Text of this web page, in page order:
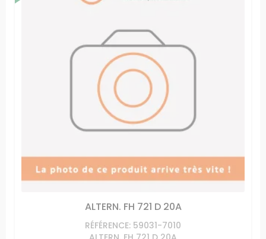
ALTERN. FH 721 D 20A
RÉFÉRENCE: 59031-7010